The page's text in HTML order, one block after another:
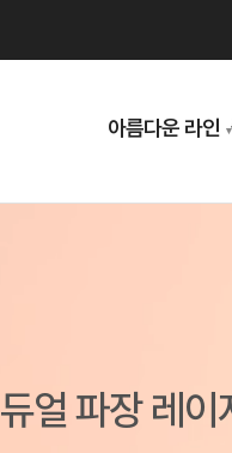
아름다운 라인
듀얼 파장 레이